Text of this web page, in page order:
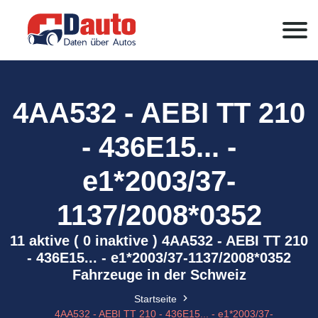
4AA532 - AEBI TT 210
- 436E15... -
e1*2003/37-
1137/2008*0352
11 aktive ( 0 inaktive ) 4AA532 - AEBI TT 210
- 436E15... - e1*2003/37-1137/2008*0352
Fahrzeuge in der Schweiz
Startseite
4AA532 - AEBI TT 210 - 436E15... - e1*2003/37-